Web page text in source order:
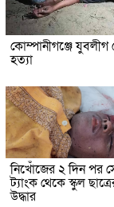
কোম্পানীগঞ্জে যুবলীগ
হত্যা
নিখোঁজের ২ দিন পর
ট্যাংক থেকে স্কুল
উদ্ধার